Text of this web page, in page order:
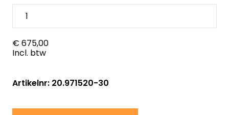
€ 675,00
Incl. btw
Artikelnr: 20.971520-30